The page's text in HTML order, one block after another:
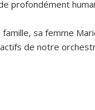
profondément
sa femme
de notre